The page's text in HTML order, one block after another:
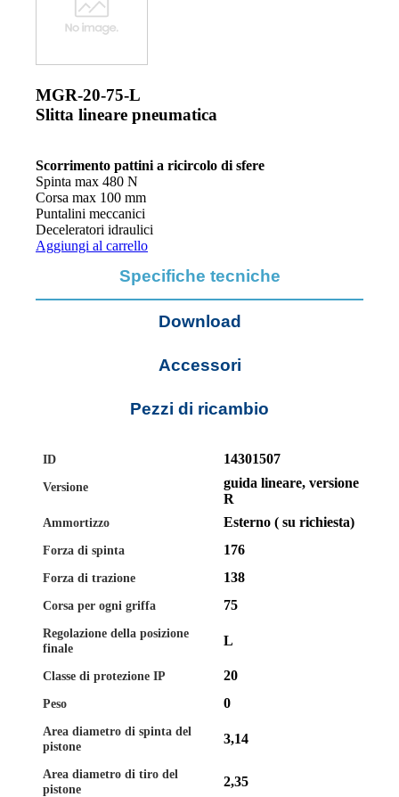
MGR-20-75-L
Slitta lineare pneumatica
Scorrimento pattini a ricircolo di sfere
Spinta max 480 N
Corsa max 100 mm
Puntalini meccanici
Deceleratori idraulici
Aggiungi al carrello
Specifiche tecniche
Download
Accessori
Pezzi di ricambio
ID 14301507
Versione
guida lineare, versione
R
Ammortizzo Esterno ( su richiesta)
Forza di spinta 176
Forza di trazione 138
Corsa per ogni griffa 75
Regolazione della posizione
finale
L
Classe di protezione IP 20
Peso 0
Area diametro di spinta del
pistone
3,14
Area diametro di tiro del
pistone
2,35